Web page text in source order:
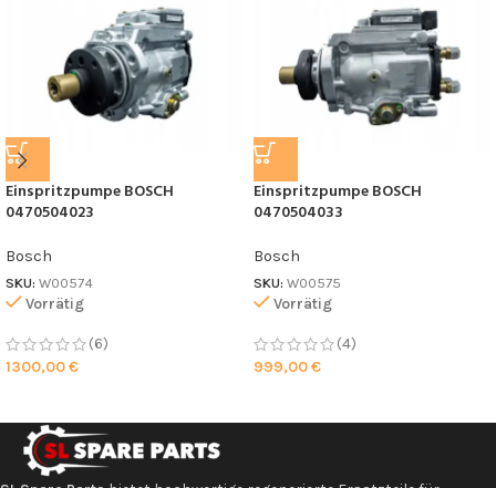
Einspritzpumpe BOSCH
0470504023
Bosch
SKU: W00574
Vorrätig
(6)
1300,00€
Einspritzpumpe BOSCH
0470504033
Bosch
SKU: W00575
Vorrätig
(4)
999,00€